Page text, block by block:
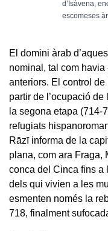
d’Isàvena,
escomeses
El domini àrab
nominal, tal com
anteriors. El control
partir de l’ocupació de
la segona etapa (714-
refugiats
Rāzī informa de la
plana, com ara Fraga,
conca del Cinca fins a
dels qui vivien a les
esmenten només la
718, finalment